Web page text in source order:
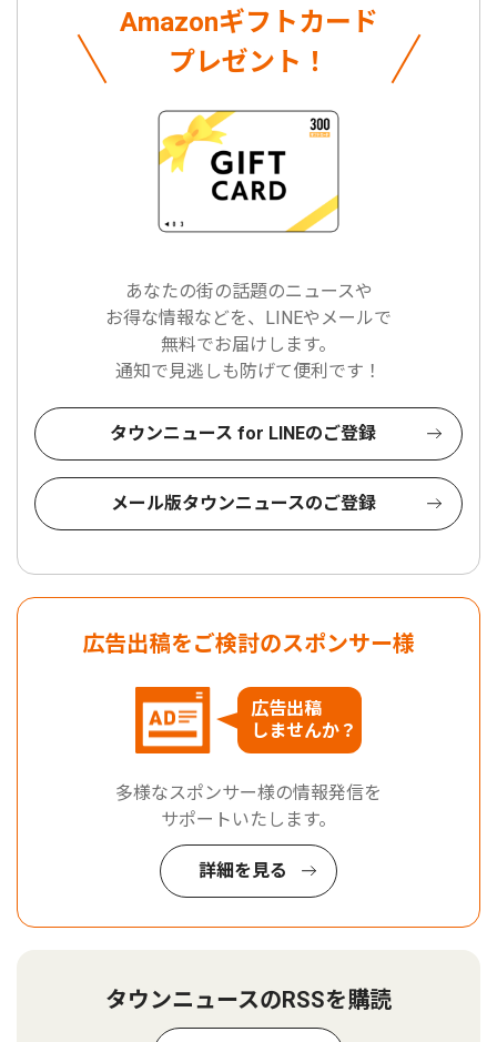
Amazonギフトカード
プレゼント！
あなたの街の話題のニュースや
お得な情報などを、LINEやメールで
無料でお届けします。
通知で見逃しも防げて便利です！
タウンニュース for LINEのご登録
メール版タウンニュースのご登録
広告出稿をご検討のスポンサー様
広告出稿
しませんか？
多様なスポンサー様の情報発信を
サポートいたします。
詳細を見る
タウンニュースのRSSを購読